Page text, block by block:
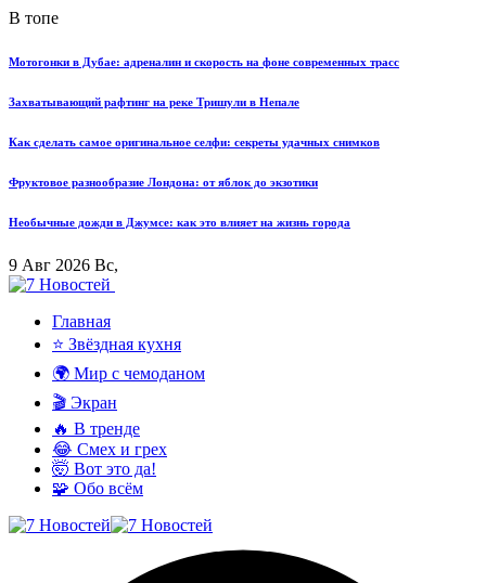
В топе
Мотогонки в Дубае: адреналин и скорость на фоне современных трасс
Захватывающий рафтинг на реке Тришули в Непале
Как сделать самое оригинальное селфи: секреты удачных снимков
Фруктовое разнообразие Лондона: от яблок до экзотики
Необычные дожди в Джумсе: как это влияет на жизнь города
9 Авг 2026 Вс,
Главная
⭐ Звёздная кухня
🌍 Мир с чемоданом
🎬 Экран
🔥 В тренде
😂 Смех и грех
🤯 Вот это да!
🧩 Обо всём